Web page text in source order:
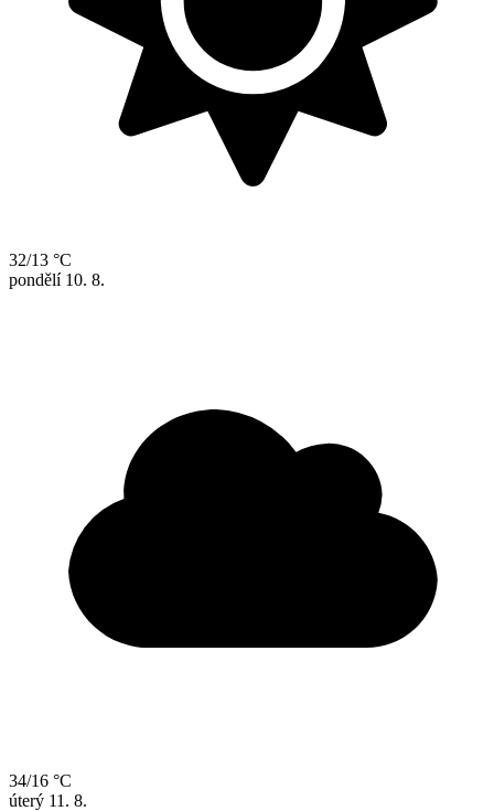
32/13 °C
pondělí 10. 8.
34/16 °C
úterý 11. 8.